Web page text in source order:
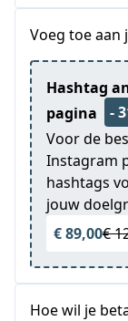
Voeg toe aan
Hashtag
pagina
-
Voor de
Instagram
hashtags
jouw
€ 89,00€
Hoe wil je